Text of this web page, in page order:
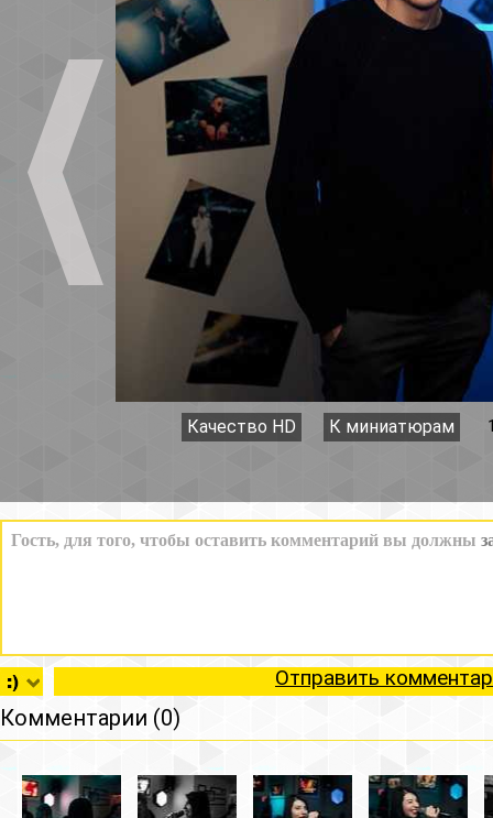
Качество HD К миниатюрам
Отправить
Комментарии (0)